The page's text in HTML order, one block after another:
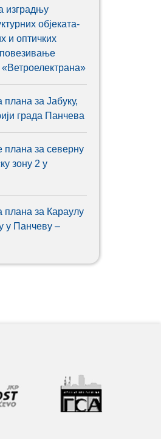
изградњу
објеката-
и оптичких
плана за Јабуку,
града Панчева
плана за северну
зону 2 у
плана за Караулу
у Панчеву –